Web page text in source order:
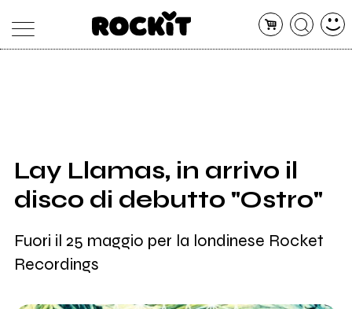
SHOP
RADIO
Lay Llamas, in arrivo il
disco di debutto "Ostro"
Fuori il 25 maggio per la londinese Rocket
Recordings